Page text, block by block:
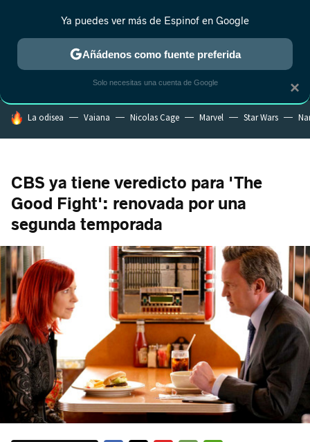
MENÚ NUEVO
ESTRENOS REALITY ANIME RANKINGS CINE
HOY SE HABLA DE
La odisea Vaiana Nicolas Cage Marvel Star Wars
CBS ya tiene veredicto para 'The
Good Fight': renovada por una
segunda temporada
×
Ya puedes ver más de Espinof en Google
Añádenos como fuente preferida
Solo necesitas una cuenta de Google